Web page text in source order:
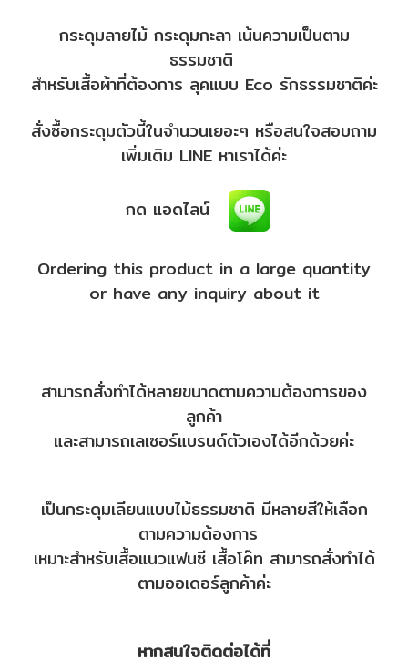
กระดุมลายไม้ กระดุมกะลา เน้นความเป็นตาม
ธรรมชาติ
สำหรับเสื้อผ้าที่ต้องการ ลุคแบบ Eco รักธรรมชาติค่ะ
สั่งซื้อกระดุมตัวนี้ในจำนวนเยอะๆ หรือสนใจสอบถาม
เพิ่มเติม LINE หาเราได้ค่ะ
กด แอดไลน์
Ordering this product in a large quantity
or have any inquiry about it
สามารถสั่งทำได้หลายขนาดตามความต้องการของ
ลูกค้า
และสามารถเลเซอร์แบรนด์ตัวเองได้อีกด้วยค่ะ
เป็นกระดุมเลียนแบบไม้ธรรมชาติ มีหลายสีให้เลือก
ตามความต้องการ
เหมาะสำหรับเสื้อแนวแฟนซี เสื้อโค๊ท สามารถสั่งทำได้
ตามออเดอร์ลูกค้าค่ะ
หากสนใจติดต่อได้ที่